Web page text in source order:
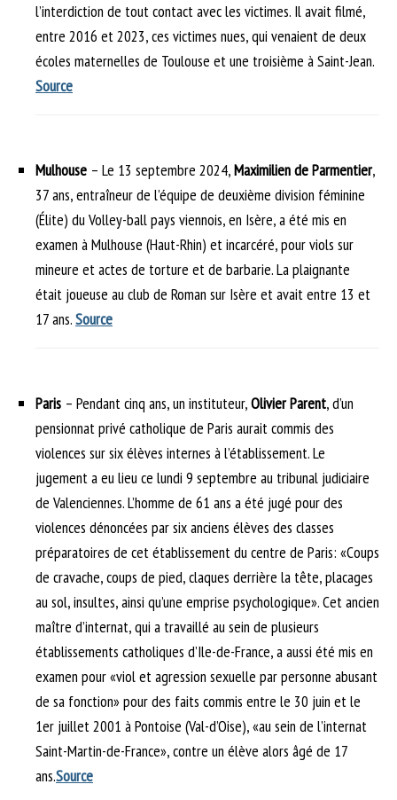
l’interdiction de tout contact avec les victimes. Il avait filmé,
entre 2016 et 2023, ces victimes nues, qui venaient de deux
écoles maternelles de Toulouse et une troisième à Saint-Jean.
Source
Mulhouse – Le 13 septembre 2024,Maximilien de Parmentier,
37 ans, entraîneur de l’équipe de deuxième division féminine
(Élite) du Volley-ball pays viennois, en Isère, a été mis en
examen à Mulhouse (Haut-Rhin) et incarcéré, pour viols sur
mineure et actes de torture et de barbarie. La plaignante
était joueuse au club de Roman sur Isère et avait entre 13 et
17 ans.Source
Paris – Pendant cinq ans, un instituteur,Olivier Parent, d’un
pensionnat privé catholique de Paris aurait commis des
violences sur six élèves internes à l’établissement. Le
jugement a eu lieu ce lundi 9 septembre au tribunal judiciaire
de Valenciennes. L’homme de 61 ans a été jugé pour des
violences dénoncées par six anciens élèves des classes
préparatoires de cet établissement du centre de Paris: «Coups
de cravache, coups de pied, claques derrière la tête, placages
au sol, insultes, ainsi qu’une emprise psychologique». Cet ancien
maître d’internat, qui a travaillé au sein de plusieurs
établissements catholiques d’Ile-de-France, a aussi été mis en
examen pour «viol et agression sexuelle par personne abusant
de sa fonction» pour des faits commis entre le 30 juin et le
1er juillet 2001 à Pontoise (Val-d’Oise), «au sein de l’internat
Saint-Martin-de-France», contre un élève alors âgé de 17
ans.Source